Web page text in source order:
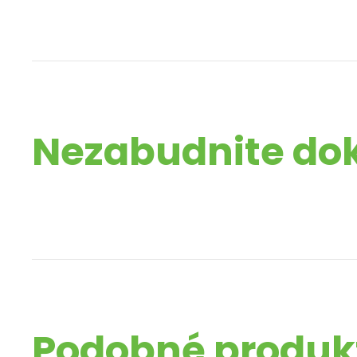
Nezabudnite